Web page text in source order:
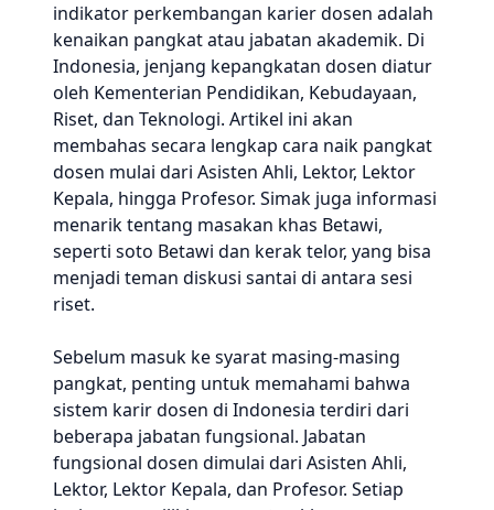
indikator perkembangan karier dosen adalah
kenaikan pangkat atau jabatan akademik. Di
Indonesia, jenjang kepangkatan dosen diatur
oleh Kementerian Pendidikan, Kebudayaan,
Riset, dan Teknologi. Artikel ini akan
membahas secara lengkap cara naik pangkat
dosen mulai dari Asisten Ahli, Lektor, Lektor
Kepala, hingga Profesor. Simak juga informasi
menarik tentang masakan khas Betawi,
seperti soto Betawi dan kerak telor, yang bisa
menjadi teman diskusi santai di antara sesi
riset.
Sebelum masuk ke syarat masing-masing
pangkat, penting untuk memahami bahwa
sistem karir dosen di Indonesia terdiri dari
beberapa jabatan fungsional. Jabatan
fungsional dosen dimulai dari Asisten Ahli,
Lektor, Lektor Kepala, dan Profesor. Setiap